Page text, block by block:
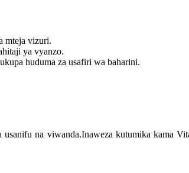
mteja vizuri.
ya vyanzo.
huduma za usafiri wa baharini.
na viwanda.Inaweza kutumika kama